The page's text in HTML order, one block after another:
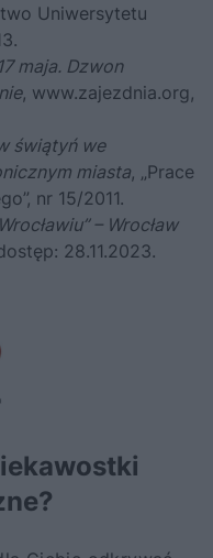
Uniwersytetu
17 maja. Dzwon
, www.zajezdnia.org,
świątyń we
miasta, „Prace
nr 15/2011.
– Wrocław
28.11.2023.